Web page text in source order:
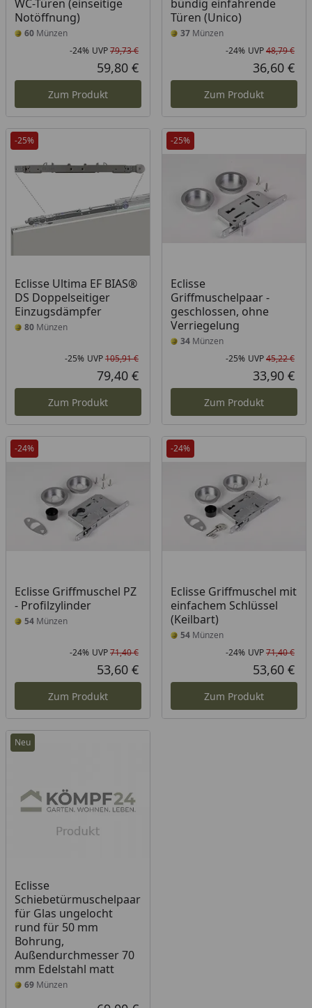
WC-Türen (einseitige
Notöffnung)
60 Münzen
Rabatt in Prozent
-24%
Ursprünglicher Preis
UVP79,73 €
Aktueller Preis
59,80 €
Zum Produkt
bündig einfahrende
Türen (Unico)
37Münzen
-24% UVP48,79 €
36,60 €
Zum Produkt
-25%
Eclisse Ultima EF BIAS®
DS Doppelseitiger
Einzugsdämpfer
80 Münzen
Rabatt in Prozent
-25%
Ursprünglicher Preis
UVP105,91 €
Aktueller Preis
79,40 €
Zum Produkt
-25%
Eclisse
Griffmuschelpaar -
geschlossen, ohne
Verriegelung
34Münzen
-25% UVP45,22 €
33,90 €
Zum Produkt
-24%
Eclisse Griffmuschel PZ
- Profilzylinder
54 Münzen
Rabatt in Prozent
-24%
Ursprünglicher Preis
UVP71,40 €
Aktueller Preis
53,60 €
Zum Produkt
-24%
Eclisse Griffmuschel mit
einfachem Schlüssel
(Keilbart)
54Münzen
-24% UVP71,40 €
53,60 €
Zum Produkt
Neu
Eclisse
Schiebetürmuschelpaar
für Glas ungelocht
rund für 50 mm
Bohrung,
Außendurchmesser 70
mm Edelstahl matt
69 Münzen